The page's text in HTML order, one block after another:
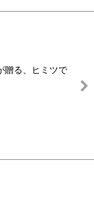
贈る、ヒミツで